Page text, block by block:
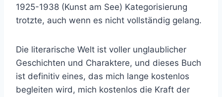
1925-1938 (Kunst am See) Kategorisierung
trotzte, auch wenn es nicht vollständig gelang.
Die literarische Welt ist voller unglaublicher
Geschichten und Charaktere, und dieses Buch
ist definitiv eines, das mich lange kostenlos
begleiten wird, mich kostenlos die Kraft der